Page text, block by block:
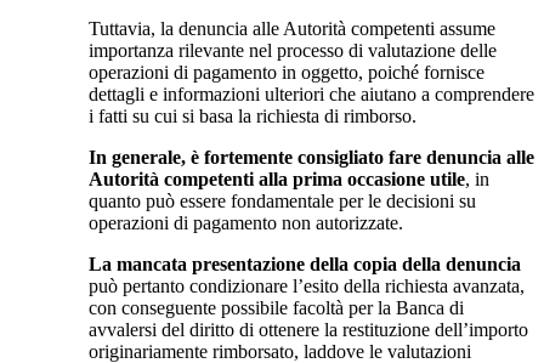
Tuttavia, la denuncia alle Autorità competenti assume
importanza rilevante nel processo di valutazione delle
operazioni di pagamento in oggetto, poiché fornisce
dettagli e informazioni ulteriori che aiutano a comprendere
i fatti su cui si basa la richiesta di rimborso.
In generale, è fortemente consigliato fare denuncia alle
Autorità competenti alla prima occasione utile, in
quanto può essere fondamentale per le decisioni su
operazioni di pagamento non autorizzate.
La mancata presentazione della copia della denuncia
può pertanto condizionare l’esito della richiesta avanzata,
con conseguente possibile facoltà per la Banca di
avvalersi del diritto di ottenere la restituzione dell’importo
originariamente rimborsato, laddove le valutazioni